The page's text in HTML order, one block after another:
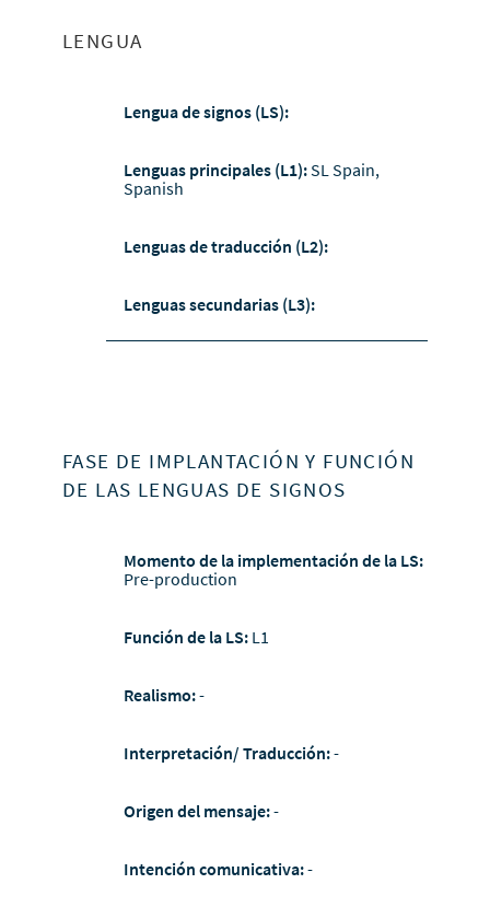
LENGUA
Lengua de signos (LS):
Lenguas principales (L1):SL Spain,
Spanish
Lenguas de traducción (L2):
Lenguas secundarias (L3):
FASE DE IMPLANTACIÓN Y FUNCIÓN
DE LAS LENGUAS DE SIGNOS
Momento de la implementación de la LS:
Pre-production
Función de la LS: L1
Realismo:-
Interpretación/ Traducción:-
Origen del mensaje:-
Intención comunicativa:-